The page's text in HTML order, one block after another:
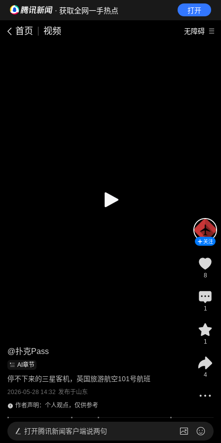
· 获取全网一手热点 打开
首页 视频 无障碍
@扑克Pass
AI章节
停不下来的三星客机，英国旅游航空101号航班
2026-05-28 14:32 发布于山东
作者声明：个人观点，仅供参考
关注
8
1
1
4
打开腾讯新闻客户端说两句